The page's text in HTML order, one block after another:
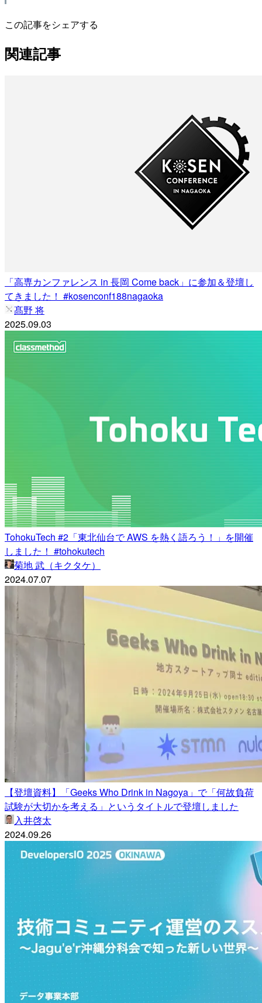
この記事をシェアする
関連記事
「高専カンファレンス in 長岡 Come back」に参加＆登壇し
てきました！ #kosenconf188nagaoka
髙野 将
2025.09.03
TohokuTech #2「東北仙台で AWS を熱く語ろう！」を開催
しました！ #tohokutech
菊地 武（キクタケ）
2024.07.07
【登壇資料】「Geeks Who Drink in Nagoya」で「何故負荷
試験が大切かを考える」というタイトルで登壇しました
入井啓太
2024.09.26